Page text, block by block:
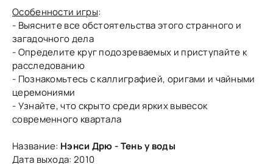
Особенности игры:
- Выясните все обстоятельства этого странного и
загадочного дела
- Определите круг подозреваемых и приступайте к
расследованию
- Познакомьтесь с каллиграфией, оригами и чайными
церемониями
- Узнайте, что скрыто среди ярких вывесок
современного квартала
Название: Нэнси Дрю - Тень у воды
Дата выхода: 2010